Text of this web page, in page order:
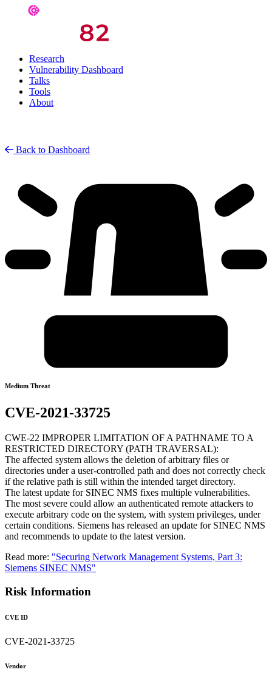
Research
Vulnerability Dashboard
Talks
Tools
About
Back to Dashboard
Medium Threat
CVE-2021-33725
CWE-22 IMPROPER LIMITATION OF A PATHNAME TO A
RESTRICTED DIRECTORY (PATH TRAVERSAL):
The affected system allows the deletion of arbitrary files or
directories under a user-controlled path and does not correctly check
if the relative path is still within the intended target directory.
The latest update for SINEC NMS fixes multiple vulnerabilities.
The most severe could allow an authenticated remote attackers to
execute arbitrary code on the system, with system privileges, under
certain conditions. Siemens has released an update for SINEC NMS
and recommends to update to the latest version.
Read more: "Securing Network Management Systems, Part 3:
Siemens SINEC NMS"
Risk Information
CVE ID
CVE-2021-33725
Vendor